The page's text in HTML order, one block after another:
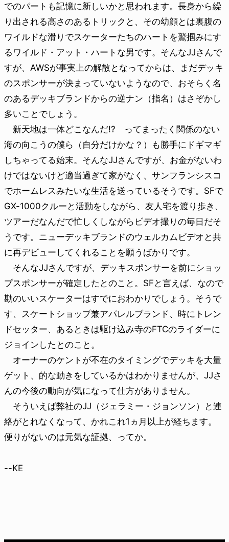
でのパートも記憶に新しいかと思われます。長身から繰
り出される高さのあるトリックと、その幼顔とは裏腹の
ワイルドな滑りでスケーターたちのハートを鷲掴みにす
るワイルド・アット・ハートな男です。そんなJJさんで
すが、AWSが事実上の解散となってからは、まだデッキ
のスポンサーが決まっていないようなので、おそらく名
のあるデッキブランドからの逆ナン（指名）はさぞかし
多いことでしょう。
新天地は一体どこなんだ!? ってまったく関係のない
海の向こうの僕ら（自分だけかな？）も勝手にドギマギ
しちゃってる始末。そんなJJさんですが、お金がないわ
けではないけど適当過ぎて家がなく、サンフランシスコ
でホームレスみたいな生活を送っているそうです。SFで
GX-1000クルーと活動をしながら、友人宅を渡り歩き、
ツアーだなんだで忙しくしながらビデオ撮りの毎日だそ
うです。ニューデッキブランドのウェルカムビデオと共
に再デビューしてくれることを願うばかりです。
そんなJJさんですが、デッキスポンサーを前にショッ
プスポンサーが確定したとのこと。SFと言えば、なので
勘のいいスケーターはすでにおわかりでしょう。そうで
す、スケートショップ兼アパレルブランド、時にトレン
ドセッター、あるときは駆け込み寺のFTCのライダーに
ジョインしたとのこと。
オーナーのケントが不在のタイミングでデッキを大量
ゲット、的な動きをしているかはわかりませんが、JJさ
んの今後の動向が気になって仕方がありません。
そういえば弊社のJJ（ジェラミー・ジョンソン）と連
絡がとれなくなって、かれこれ1ヵ月以上が経ちます。
便りがないのは元気な証拠、ってか。
--KE